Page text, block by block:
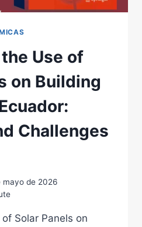
Use of
on Building
Challenges
mayo de 2026
Solar Panels on